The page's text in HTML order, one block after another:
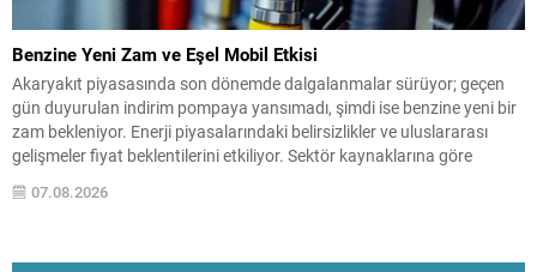
Benzine Yeni Zam ve Eşel Mobil Etkisi
Akaryakıt piyasasında son dönemde dalgalanmalar sürüyor; geçen
gün duyurulan indirim pompaya yansımadı, şimdi ise benzine yeni bir
zam bekleniyor. Enerji piyasalarındaki belirsizlikler ve uluslararası
gelişmeler fiyat beklentilerini etkiliyor. Sektör kaynaklarına göre
benzinin litre fiyatına yaklaşık 1,43 TL zam gelmesi öngörülüyor.
Ancak eşel mobil uygulaması nedeniyle bu artışın tamamı pompaya
07.08.2026